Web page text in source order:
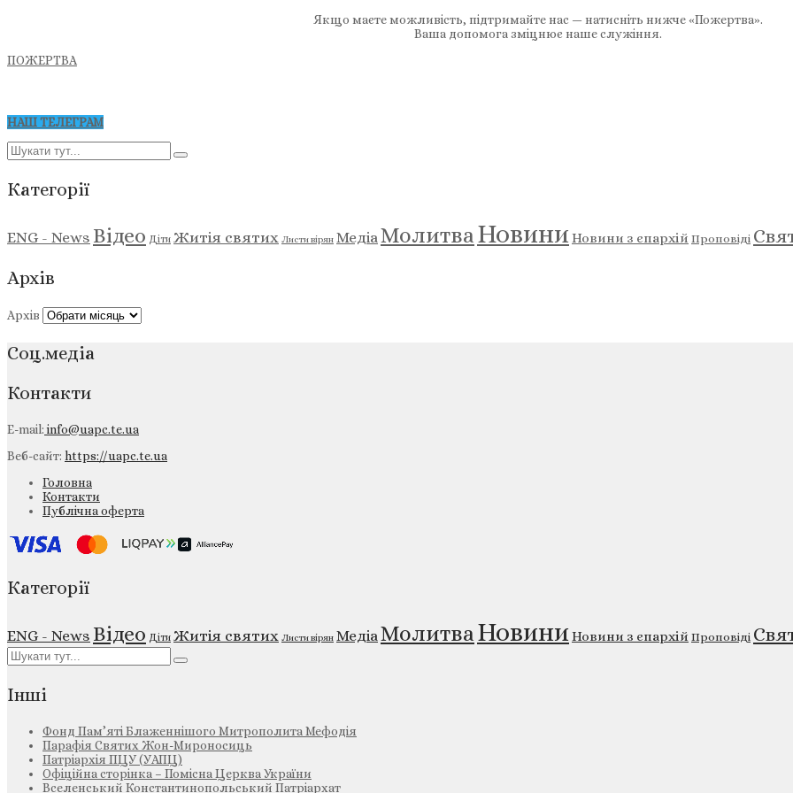
Якщо маєте можливість, підтримайте нас — натисніть нижче «Пожертва».
Ваша допомога зміцнює наше служіння.
ПОЖЕРТВА
НАШ ТЕЛЕГРАМ
Категорії
ENG - News Відео Діти Житія святих Листи вірян МедіаМолитваНовини Новини з єпархій Проповіді
Архів
Архів
Соц.медіа
Контакти
E-mail:info@uapc.te.ua
Веб-сайт: https://uapc.te.ua
Головна
Контакти
Публічна оферта
Категорії
ENG - News Відео Діти Житія святих Листи вірян МедіаМолитваНовиниНовини з єпархій Проповіді
Інші
Фонд Пам’яті Блаженнішого Митрополита Мефодія
Парафія Святих Жон-Мироносиць
Патріархія ПЦУ (УАПЦ)
Офіційна сторінка – Помісна Церква України
Вселенський Константинопольський Патріархат